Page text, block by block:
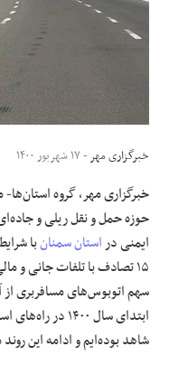
اجتماعی
علوم و فن آوری
فرهنگی و هنری
مقالات
خبرگزاری مهر- ۱۷ شهریور ۱۴۰۰
خبرگزاری مهر، گروه
حوزه حمل و نقل ریلی و
ایمنی دراستان سمنانبا
۱۵ تصادف با تلفات جانی و
سهم اتوبوس‌های مسافربری از
ابتدای سال
شاهد بوده‌ایم و ادامه این